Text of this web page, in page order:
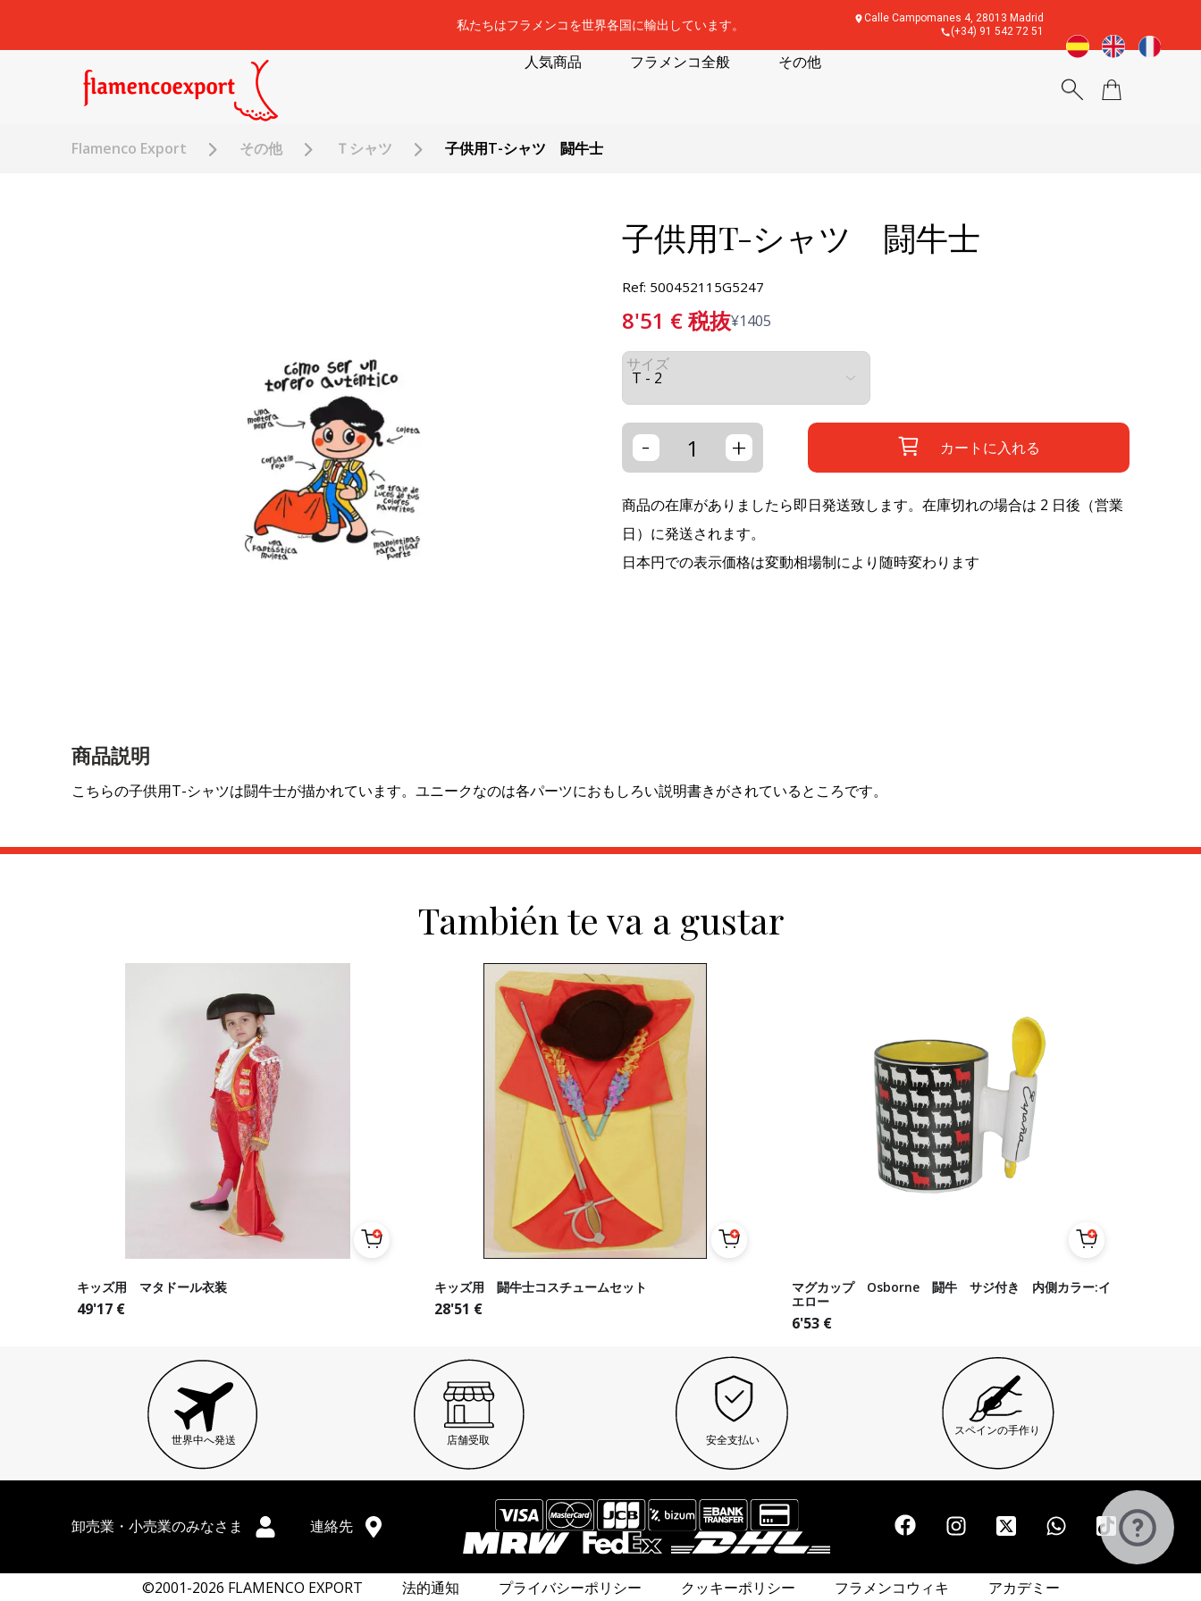
私たちはフラメンコを世界各国に輸出しています。
Calle Campomanes 4, 28013 Madrid
(+34) 91 542 72 51
人気商品 フラメンコ全般 その他
Flamenco Export その他 Ｔシャツ 子供用T-シャツ 闘牛士
子供用T-シャツ 闘牛士
Ref: 500452115G5247
8'51 €税抜¥1405
サイズ
- + カートに入れる
商品の在庫がありましたら即日発送致します。在庫切れの場合は 2 日後（営業
日）に発送されます。
日本円での表示価格は変動相場制により随時変わります
商品説明
こちらの子供用T-シャツは闘牛士が描かれています。ユニークなのは各パーツにおもしろい説明書きがされているところです。
También te va a gustar
キッズ用 マタドール衣装
49'17 €
キッズ用 闘牛士コスチュームセット
28'51 €
マグカップ Osborne 闘牛 サジ付き 内側カラー:イ
エロー
6'53 €
世界中へ発送 店舗受取 安全支払い
スペインの手作り
卸売業・小売業のみなさま 連絡先
©2001-2026 FLAMENCO EXPORT 法的通知 プライバシーポリシー クッキーポリシー フラメンコウィキ アカデミー